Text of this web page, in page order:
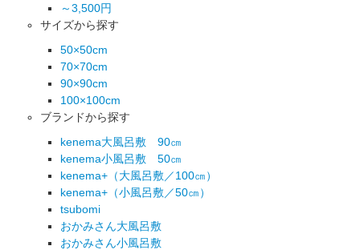
～3,500円
サイズから探す
50×50cm
70×70cm
90×90cm
100×100cm
ブランドから探す
kenema大風呂敷 90㎝
kenema小風呂敷 50㎝
kenema+（大風呂敷／100㎝）
kenema+（小風呂敷／50㎝）
tsubomi
おかみさん大風呂敷
おかみさん小風呂敷